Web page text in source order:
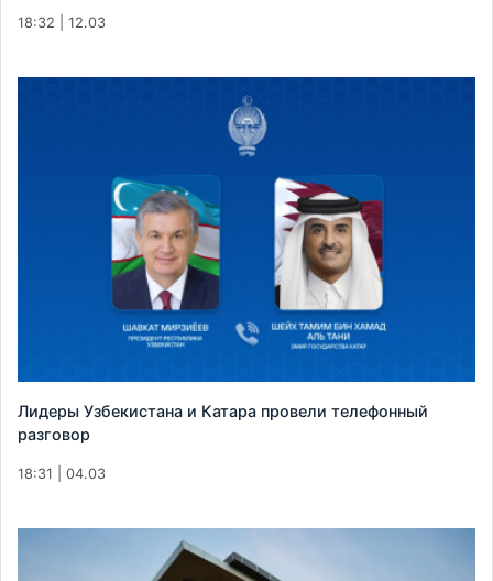
18:32 | 12.03
Лидеры Узбекистана и Катара провели телефонный
разговор
18:31 | 04.03